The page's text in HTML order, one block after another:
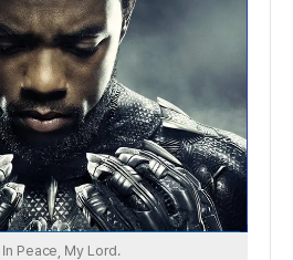
In Peace, My Lord.